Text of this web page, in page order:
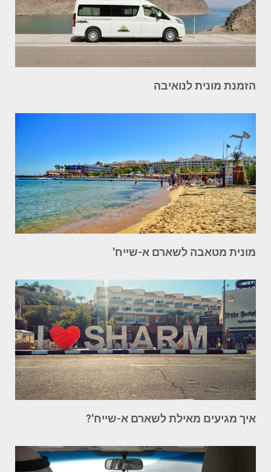
הזמנת מונית לנואיבה
מונית מטאבה לשארם א-שייח'
איך מגיעים מאילת לשארם א-שייח'?